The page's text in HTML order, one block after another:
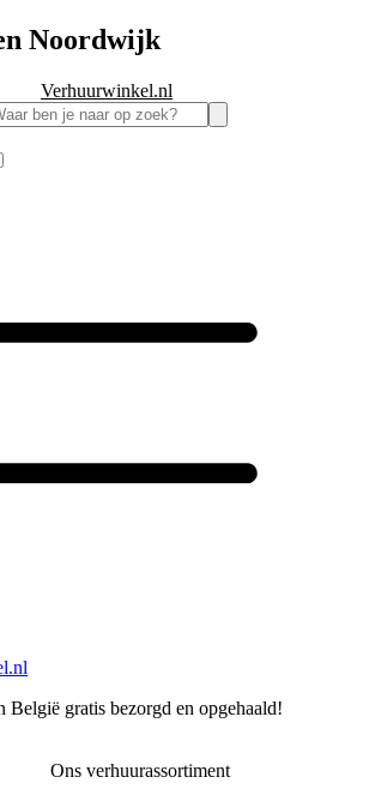
Noordwijk
Verhuurwinkel.nl
België gratis bezorgd en opgehaald!
Ons verhuurassortiment